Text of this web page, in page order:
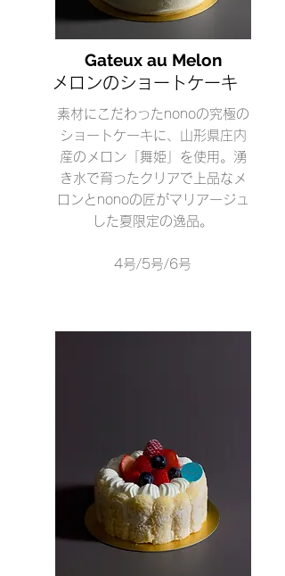
Gateux au Melon
メロンのショートケーキ
素材にこだわったnonoの究極の
ショートケーキに、山形県庄内
産のメロン「舞姫」を使用。湧
き水で育ったクリアで上品なメ
ロンとnonoの匠がマリアージュ
した夏限定の逸品。
4号/5号/6号